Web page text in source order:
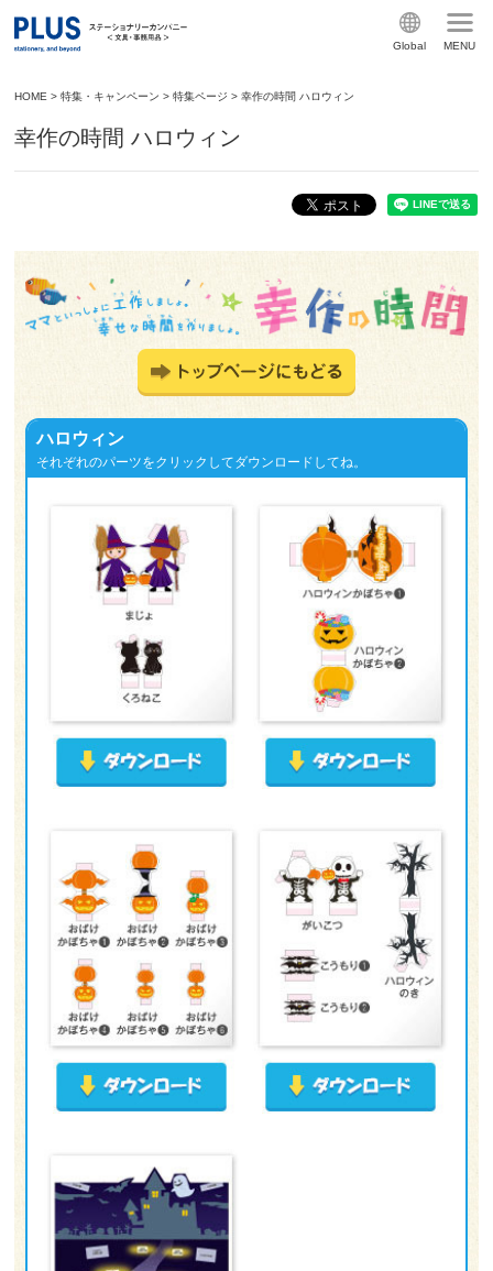
Global MENU
HOME >特集・キャンペーン >特集ページ >幸作の時間 ハロウィン
幸作の時間 ハロウィン
ハロウィン
それぞれのパーツをクリックしてダウンロードしてね。